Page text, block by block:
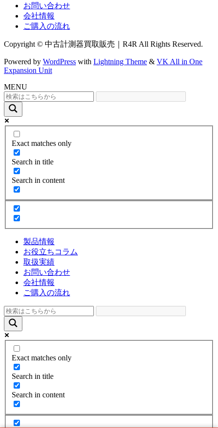
お問い合わせ
会社情報
ご購入の流れ
Copyright © 中古計測器買取販売｜R4R All Rights Reserved.
Powered by WordPress with Lightning Theme & VK All in One
Expansion Unit
MENU
Exact matches only
Search in title
Search in content
製品情報
お役立ちコラム
取扱実績
お問い合わせ
会社情報
ご購入の流れ
Exact matches only
Search in title
Search in content